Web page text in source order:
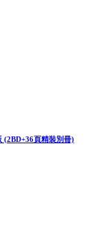
(2BD+36頁精裝別冊)